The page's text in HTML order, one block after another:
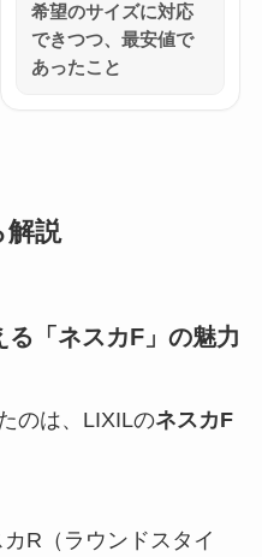
希望のサイズに対応
できつつ、最安値で
あったこと
解説
「ネスカF」の魅力
のは、LIXILのネスカF
R（ラウンドスタイ